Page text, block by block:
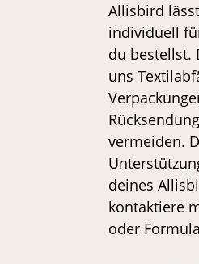
Allisbird
individuell
du bestellst.
uns
vermeiden.
deines
kontaktiere
oder